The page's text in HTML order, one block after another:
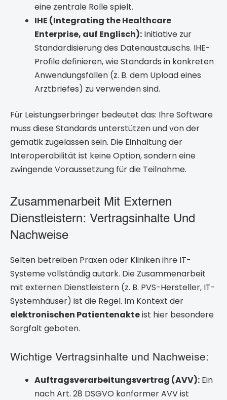
eine zentrale Rolle spielt.
IHE (Integrating the Healthcare
Enterprise, auf Englisch): Initiative zur
Standardisierung des Datenaustauschs. IHE-
Profile definieren, wie Standards in konkreten
Anwendungsfällen (z. B. dem Upload eines
Arztbriefes) zu verwenden sind.
Für Leistungserbringer bedeutet das: Ihre Software
muss diese Standards unterstützen und von der
gematik zugelassen sein. Die Einhaltung der
Interoperabilität ist keine Option, sondern eine
zwingende Voraussetzung für die Teilnahme.
Zusammenarbeit Mit Externen
Dienstleistern: Vertragsinhalte Und
Nachweise
Selten betreiben Praxen oder Kliniken ihre IT-
Systeme vollständig autark. Die Zusammenarbeit
mit externen Dienstleistern (z. B. PVS-Hersteller, IT-
Systemhäuser) ist die Regel. Im Kontext der
elektronischen Patientenakteist hier besondere
Sorgfalt geboten.
Wichtige Vertragsinhalte und Nachweise:
Auftragsverarbeitungsvertrag (AVV): Ein
nach Art. 28 DSGVO konformer AVV ist